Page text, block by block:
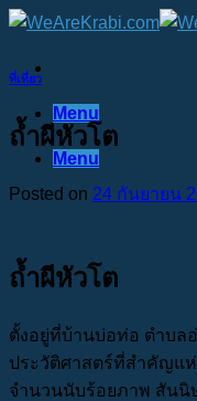
Skip
content
Menu
Menu
ที่เที่ยว
ถ้ำผีหัวโต
Posted on 24 กันยายน
ถ้ำผีหัวโต
ตั้งอยู่ที่บ้านบ่อท่อ ตำบล
ประวัติศาสตร์ที่สำคัญแ
จำนวนนับร้อยภาพ สันนิ